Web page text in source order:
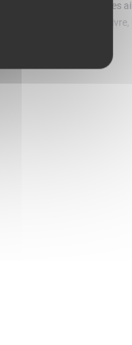
rabaissées et des
papier faciles à suivre,
enfants peuvent zoomer,
aux sets LEGO City Super